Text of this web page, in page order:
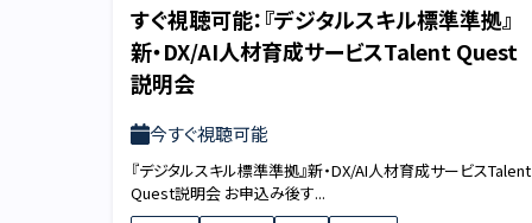
すぐ視聴可能：『デジタルスキル標準準拠』
新・DX/AI人材育成サービスTalent Quest
説明会
今すぐ視聴可能
『デジタルスキル標準準拠』新・DX/AI人材育成サービスTalent
Quest説明会 お申込み後す...